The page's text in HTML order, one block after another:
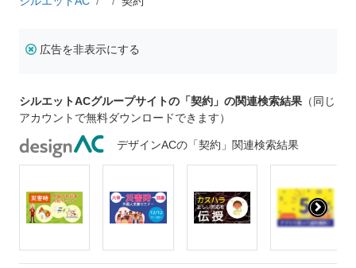
広告を非表示にする
シルエットACグループサイトの「契約」の関連検索結果 （同じ
アカウントで無料ダウンロードできます）
デザインACの「契約」関連検索結果